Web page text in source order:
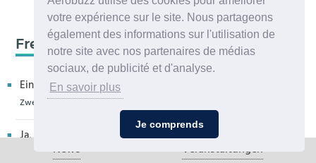
votre expérience sur le site. Nous partageons
également des informations sur l'utilisation de
notre site avec nos partenaires de médias
sociaux, de publicité et d'analyse.
En savoir plus
Je comprends
Frequenz 123,45
Ein kritischer Leser bedankt sich für die Aufnahme in eur...
Zweiter H160M-Prototyp fliegt
Ja, sehr bedauerlich diese Entwicklung, die allenthalben um
News Veranstaltungen